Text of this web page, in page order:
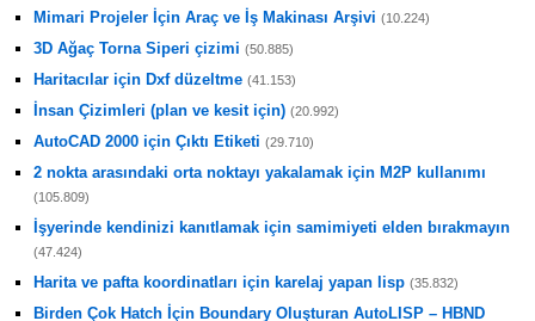
Mimari Projeler İçin Araç ve İş Makinası Arşivi (10.224)
3D Ağaç Torna Siperi çizimi (50.885)
Haritacılar için Dxf düzeltme (41.153)
İnsan Çizimleri (plan ve kesit için) (20.992)
AutoCAD 2000 için Çıktı Etiketi (29.710)
2 nokta arasındaki orta noktayı yakalamak için M2P kullanımı
(105.809)
İşyerinde kendinizi kanıtlamak için samimiyeti elden bırakmayın
(47.424)
Harita ve pafta koordinatları için karelaj yapan lisp (35.832)
Birden Çok Hatch İçin Boundary Oluşturan AutoLISP – HBND